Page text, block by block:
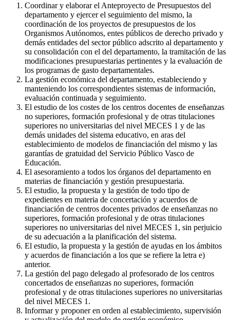
Coordinar y elaborar el Anteproyecto de Presupuestos del
departamento y ejercer el seguimiento del mismo, la
coordinación de los proyectos de presupuestos de los
Organismos Autónomos, entes públicos de derecho privado y
demás entidades del sector público adscrito al departamento y
su consolidación con el del departamento, la tramitación de las
modificaciones presupuestarias pertinentes y la evaluación de
los programas de gasto departamentales.
La gestión económica del departamento, estableciendo y
manteniendo los correspondientes sistemas de información,
evaluación continuada y seguimiento.
El estudio de los costes de los centros docentes de enseñanzas
no superiores, formación profesional y de otras titulaciones
superiores no universitarias del nivel MECES 1 y de las
demás unidades del sistema educativo, en aras del
establecimiento de modelos de financiación del mismo y las
garantías de gratuidad del Servicio Público Vasco de
Educación.
El asesoramiento a todos los órganos del departamento en
materias de financiación y gestión presupuestaria.
El estudio, la propuesta y la gestión de todo tipo de
expedientes en materia de concertación y acuerdos de
financiación de centros docentes privados de enseñanzas no
superiores, formación profesional y de otras titulaciones
superiores no universitarias del nivel MECES 1, sin perjuicio
de su adecuación a la planificación del sistema.
El estudio, la propuesta y la gestión de ayudas en los ámbitos
y acuerdos de financiación a los que se refiere la letra e)
anterior.
La gestión del pago delegado al profesorado de los centros
concertados de enseñanzas no superiores, formación
profesional y de otras titulaciones superiores no universitarias
del nivel MECES 1.
Informar y proponer en orden al establecimiento, supervisión